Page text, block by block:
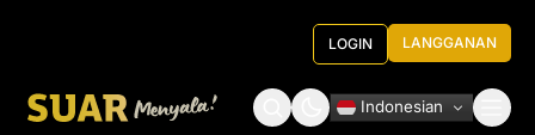
LOGIN LANGGANAN
Indonesian